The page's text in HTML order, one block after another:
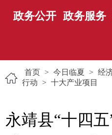
政务公开 政务服务
首页 > 今日临夏 > 经
行动 > 十大产业项目
永靖县“十四